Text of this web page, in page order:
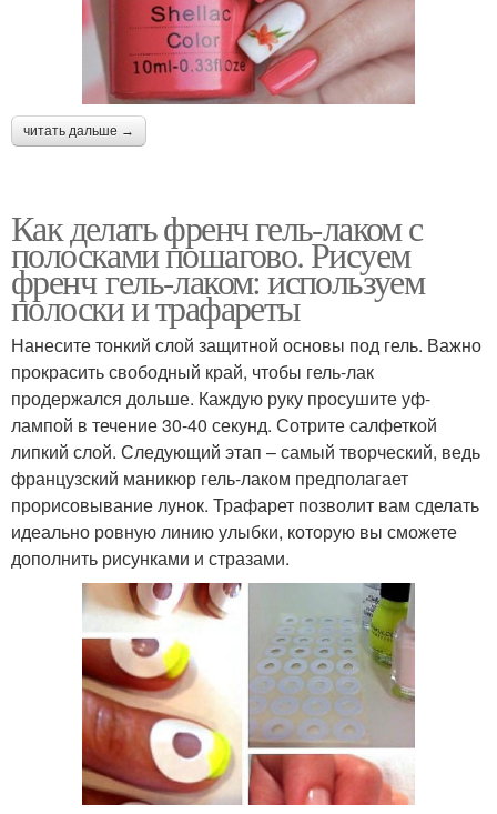
читать дальше →
Как делать френч гель-лаком с
полосками пошагово. Рисуем
френч гель-лаком: используем
полоски и трафареты
Нанесите тонкий слой защитной основы под гель. Важно
прокрасить свободный край, чтобы гель-лак
продержался дольше. Каждую руку просушите уф-
лампой в течение 30-40 секунд. Сотрите салфеткой
липкий слой. Следующий этап – самый творческий, ведь
французский маникюр гель-лаком предполагает
прорисовывание лунок. Трафарет позволит вам сделать
идеально ровную линию улыбки, которую вы сможете
дополнить рисунками и стразами.